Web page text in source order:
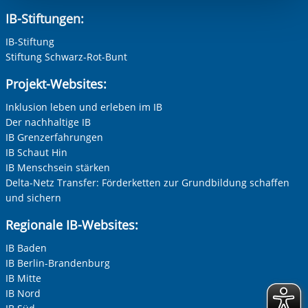
Einwilligung.
IB-Stiftungen:
IB-Stiftung
Stiftung Schwarz-Rot-Bunt
Projekt-Websites:
Inklusion leben und erleben im IB
Der nachhaltige IB
IB Grenzerfahrungen
IB Schaut Hin
IB Menschsein stärken
Delta-Netz Transfer: Förderketten zur Grundbildung schaffen
und sichern
Regionale IB-Websites:
IB Baden
IB Berlin-Brandenburg
IB Mitte
IB Nord